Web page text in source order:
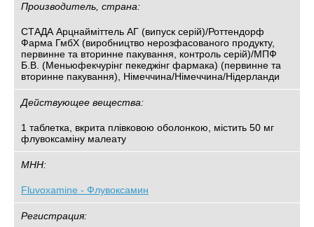
Производитель, страна:
СТАДА Арцнайміттель АГ (випуск серій)/Роттендорф
Фарма ГмбХ (виробництво нерозфасованого продукту,
первинне та вторинне пакування, контроль серій)/МПФ
Б.В. (Меньюфекчурінг пекеджінг фармака) (первинне та
вторинне пакування), Німеччина/Німеччина/Нідерланди
Действующее вещества:
1 таблетка, вкрита плівковою оболонкою, містить 50 мг
флувоксаміну малеату
МНН:
Fluvoxamine - Флувоксамин
Регистрация: